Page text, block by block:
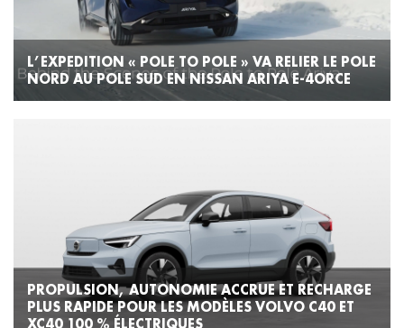
L’EXPEDITION « POLE TO POLE » VA RELIER LE POLE
NORD AU POLE SUD EN NISSAN ARIYA E-4ORCE
PROPULSION, AUTONOMIE ACCRUE ET RECHARGE
PLUS RAPIDE POUR LES MODÈLES VOLVO C40 ET
XC40 100 % ÉLECTRIQUES